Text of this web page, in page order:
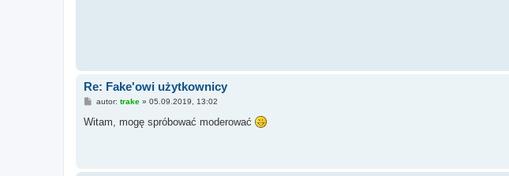
Re: Fake'owi użytkownicy
P
s
autor: trake» 05.09.2019, 13:02
Witam, mogę spróbować moderować